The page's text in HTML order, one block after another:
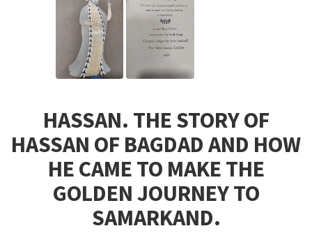
HASSAN. THE STORY OF
HASSAN OF BAGDAD AND HOW
HE CAME TO MAKE THE
GOLDEN JOURNEY TO
SAMARKAND.